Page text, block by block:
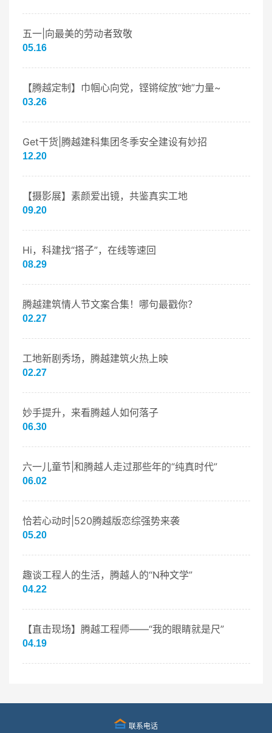
五一|向最美的劳动者致敬
05.16
【腾越定制】巾帼心向党，铿锵绽放“她”力量~
03.26
Get干货|腾越建科集团冬季安全建设有妙招
12.20
【摄影展】素颜爱出镜，共鉴真实工地
09.20
Hi，科建找“搭子”，在线等速回
08.29
腾越建筑情人节文案合集！哪句最戳你？
02.27
工地新剧秀场，腾越建筑火热上映
02.27
妙手提升，来看腾越人如何落子
06.30
六一儿童节|和腾越人走过那些年的“纯真时代”
06.02
恰若心动时|520腾越版恋综强势来袭
05.20
趣谈工程人的生活，腾越人的“N种文学”
04.22
【直击现场】腾越工程师——“我的眼睛就是尺”
04.19
联系电话